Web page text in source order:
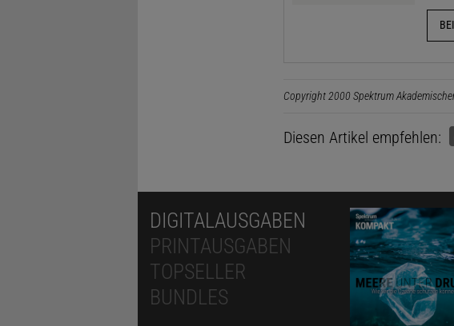
Copyright 2000 Spektrum
Diesen Artikel empfehlen:
DIGITALAUSGABEN
PRINTAUSGABEN
TOPSELLER
BUNDLES